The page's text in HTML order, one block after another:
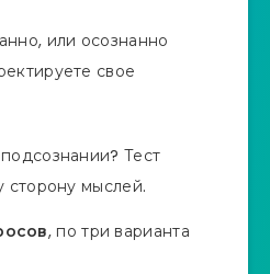
или осознанно
свое
Тест
сторону мыслей.
, по три варианта